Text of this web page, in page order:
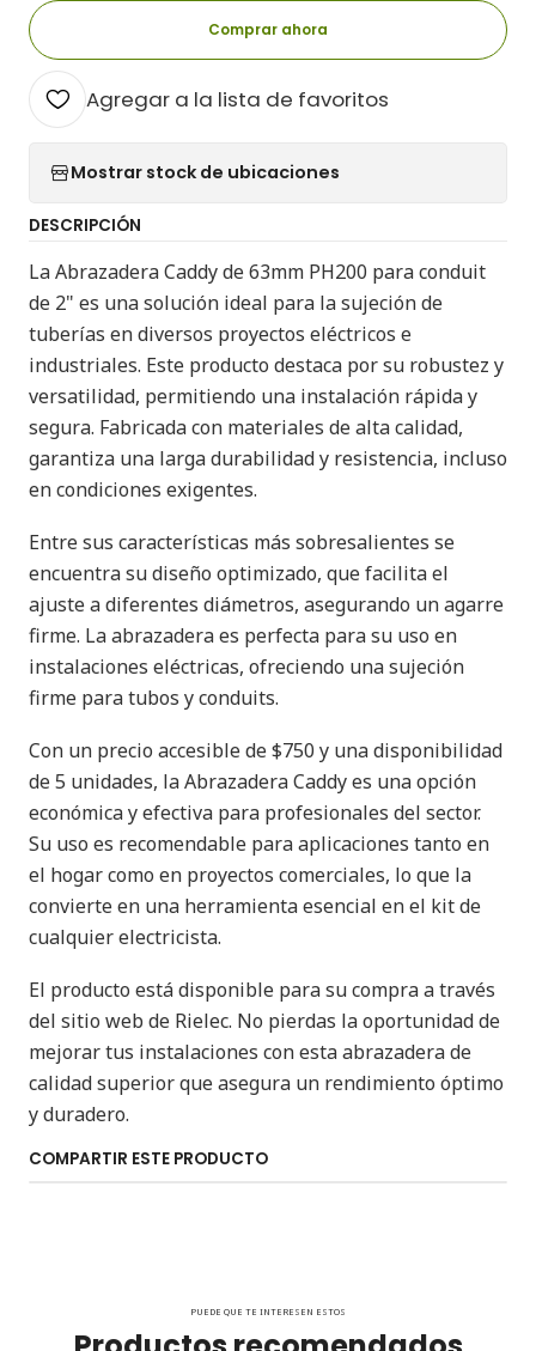
Comprar ahora
Agregar a la lista de favoritos
Mostrar stock de ubicaciones
DESCRIPCIÓN
La Abrazadera Caddy de 63mm PH200 para conduit
de 2" es una solución ideal para la sujeción de
tuberías en diversos proyectos eléctricos e
industriales. Este producto destaca por su robustez y
versatilidad, permitiendo una instalación rápida y
segura. Fabricada con materiales de alta calidad,
garantiza una larga durabilidad y resistencia, incluso
en condiciones exigentes.
Entre sus características más sobresalientes se
encuentra su diseño optimizado, que facilita el
ajuste a diferentes diámetros, asegurando un agarre
firme. La abrazadera es perfecta para su uso en
instalaciones eléctricas, ofreciendo una sujeción
firme para tubos y conduits.
Con un precio accesible de $750 y una disponibilidad
de 5 unidades, la Abrazadera Caddy es una opción
económica y efectiva para profesionales del sector.
Su uso es recomendable para aplicaciones tanto en
el hogar como en proyectos comerciales, lo que la
convierte en una herramienta esencial en el kit de
cualquier electricista.
El producto está disponible para su compra a través
del sitio web de Rielec. No pierdas la oportunidad de
mejorar tus instalaciones con esta abrazadera de
calidad superior que asegura un rendimiento óptimo
y duradero.
COMPARTIR ESTE PRODUCTO
PUEDE QUE TE INTERESEN ESTOS